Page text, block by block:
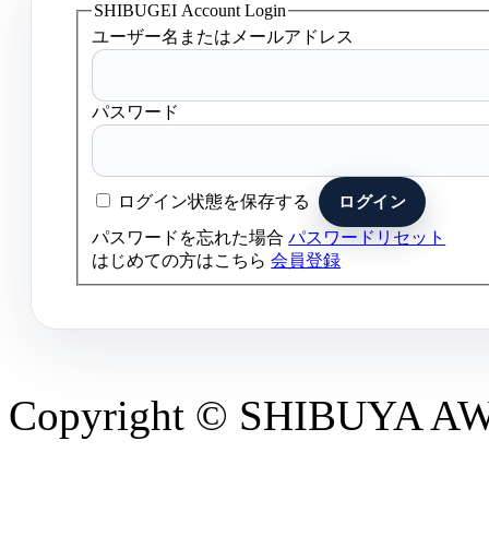
SHIBUGEI Account Login
ユーザー名またはメールアドレス
パスワード
ログイン状態を保存する
パスワードを忘れた場合パスワードリセット
はじめての方はこちら会員登録
Copyright © SHIBUYA